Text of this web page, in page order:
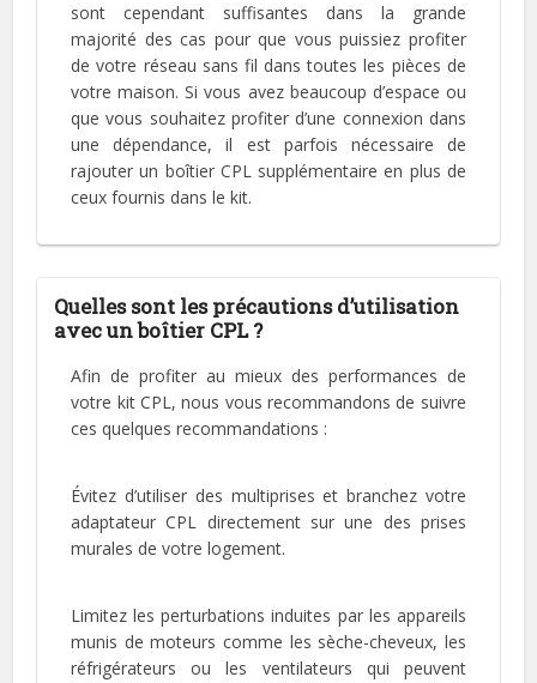
sont cependant suffisantes dans la grande
majorité des cas pour que vous puissiez profiter
de votre réseau sans fil dans toutes les pièces de
votre maison. Si vous avez beaucoup d’espace ou
que vous souhaitez profiter d’une connexion dans
une dépendance, il est parfois nécessaire de
rajouter un boîtier CPL supplémentaire en plus de
ceux fournis dans le kit.
Quelles sont les précautions d’utilisation
avec un boîtier CPL ?
Afin de profiter au mieux des performances de
votre kit CPL, nous vous recommandons de suivre
ces quelques recommandations :
Évitez d’utiliser des multiprises et branchez votre
adaptateur CPL directement sur une des prises
murales de votre logement.
Limitez les perturbations induites par les appareils
munis de moteurs comme les sèche-cheveux, les
réfrigérateurs ou les ventilateurs qui peuvent